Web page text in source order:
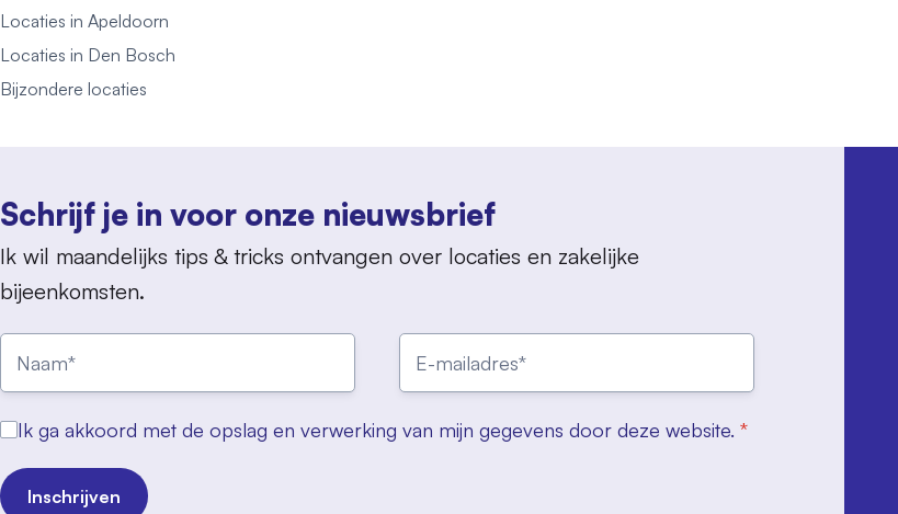
Locaties in Apeldoorn
Locaties in Den Bosch
Bijzondere locaties
Schrijf je in voor onze nieuwsbrief
Ik wil maandelijks tips & tricks ontvangen over locaties en zakelijke
bijeenkomsten.
Ik ga akkoord met de opslag en verwerking van mijn gegevens door deze website. *
Inschrijven